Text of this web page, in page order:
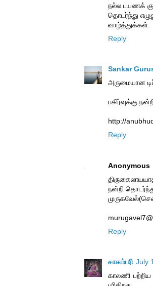
நல்ல பயணக்
தொடர்ந்து
வாழ்த்துக்கள்.
Reply
Sankar
அருமையான
பகிர்வுக்கு
http://
Reply
Anonymous
நன்றி
Reply
சாகம்பரி July
காலணி